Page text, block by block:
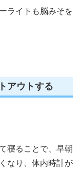
ライトも脳みそを
アウトする
寝ることで、早朝
なり、体内時計が